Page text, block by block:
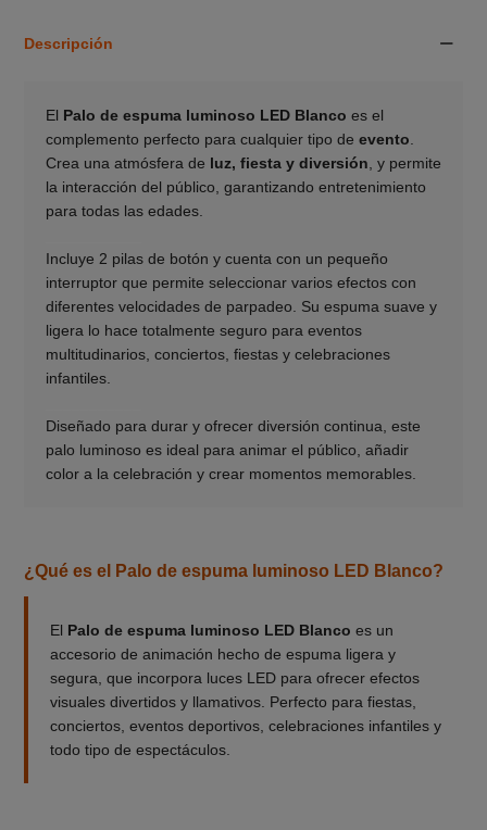
Descripción
El Palo de espuma luminoso LED Blanco es el
complemento perfecto para cualquier tipo de evento
Crea una atmósfera de luz, fiesta y diversión , y permite
la interacción del público, garantizando entretenimiento
para todas las edades.
Incluye 2 pilas de botón y cuenta con un pequeño
interruptor que permite seleccionar varios efectos con
diferentes velocidades de parpadeo. Su espuma suave y
ligera lo hace totalmente seguro para eventos
multitudinarios, conciertos, fiestas y celebraciones
infantiles.
Diseñado para durar y ofrecer diversión continua, este
palo luminoso es ideal para animar el público, añadir
color a la celebración y crear momentos memorables.
¿Qué es el Palo de espuma luminoso LED Blanco?
El Palo de espuma luminoso LED Blanco es un
accesorio de animación hecho de espuma ligera y
segura, que incorpora luces LED para ofrecer efectos
visuales divertidos y llamativos. Perfecto para fiestas,
conciertos, eventos deportivos, celebraciones infantiles y
todo tipo de espectáculos.